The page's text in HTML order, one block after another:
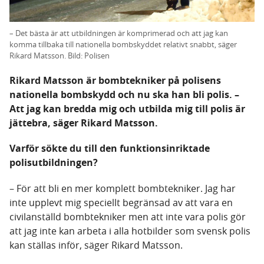
– Det bästa är att utbildningen är komprimerad och att jag kan
komma tillbaka till nationella bombskyddet relativt snabbt, säger
Rikard Matsson. Bild: Polisen
Rikard Matsson är bombtekniker på polisens
nationella bombskydd och nu ska han bli polis. –
Att jag kan bredda mig och utbilda mig till polis är
jättebra, säger Rikard Matsson.
Varför sökte du till den funktionsinriktade
polisutbildningen?
– För att bli en mer komplett bombtekniker. Jag har
inte upplevt mig speciellt begränsad av att vara en
civilanställd bombtekniker men att inte vara polis gör
att jag inte kan arbeta i alla hotbilder som svensk polis
kan ställas inför, säger Rikard Matsson.